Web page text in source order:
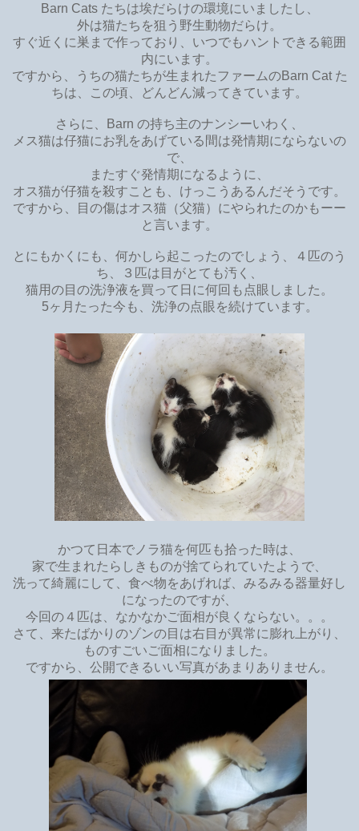
Barn Cats たちは埃だらけの環境にいましたし、
外は猫たちを狙う野生動物だらけ。
すぐ近くに巣まで作っており、いつでもハントできる範囲
内にいます。
ですから、うちの猫たちが生まれたファームのBarn Cat た
ちは、この頃、どんどん減ってきています。
さらに、Barn の持ち主のナンシーいわく、
メス猫は仔猫にお乳をあげている間は発情期にならないの
で、
またすぐ発情期になるように、
オス猫が仔猫を殺すことも、けっこうあるんだそうです。
ですから、目の傷はオス猫（父猫）にやられたのかもーー
と言います。
とにもかくにも、何かしら起こったのでしょう、４匹のう
ち、３匹は目がとても汚く、
猫用の目の洗浄液を買って日に何回も点眼しました。
5ヶ月たった今も、洗浄の点眼を続けています。
かつて日本でノラ猫を何匹も拾った時は、
家で生まれたらしきものが捨てられていたようで、
洗って綺麗にして、食べ物をあげれば、みるみる器量好し
になったのですが、
今回の４匹は、なかなかご面相が良くならない。。。
さて、来たばかりのゾンの目は右目が異常に膨れ上がり、
ものすごいご面相になりました。
ですから、公開できるいい写真があまりありません。